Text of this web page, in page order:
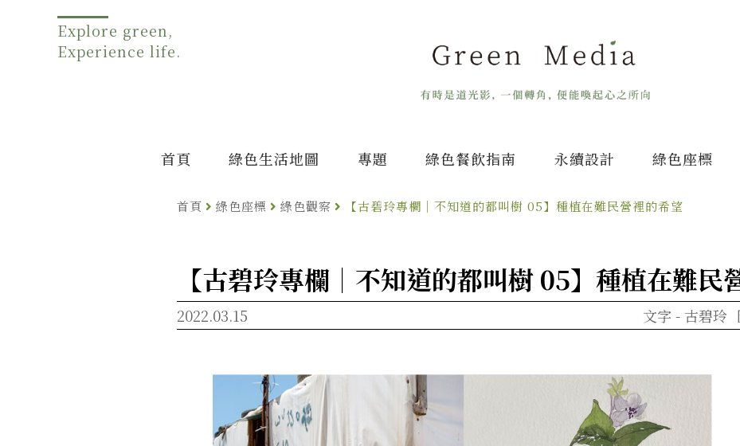
Explore green,
Experience life.
首頁 綠色生活地圖 專題 綠色餐飲指南 永續設計 綠色座標
首頁 綠色座標 綠色觀察 【古碧玲專欄｜不知道的都叫樹 05】種植在難民營裡的希望
【古碧玲專欄｜不知道的都叫樹 05】種植在難民
2022.03.15 文字 - 古碧玲